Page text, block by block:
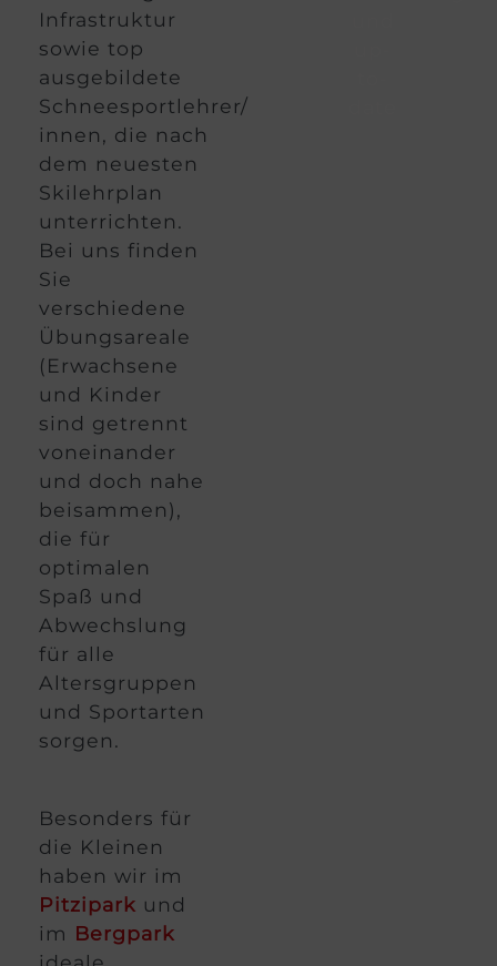
Infrastruktur
sowie top
ausgebildete
Schneesportlehrer/-
innen, die nach
dem neuesten
Skilehrplan
unterrichten.
Bei uns finden
Sie
verschiedene
Übungsareale
(Erwachsene
und Kinder
sind getrennt
voneinander
und doch nahe
beisammen),
die für
optimalen
Spaß und
Abwechslung
für alle
Altersgruppen
und Sportarten
sorgen.
Besonders für
die Kleinen
haben wir im
Pitzipark und
im Bergpark